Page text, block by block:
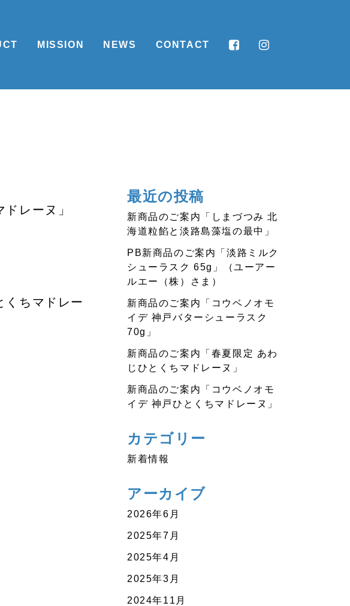
MISSION NEWS CONTACT
レーヌ」
くちマドレー
最近の投稿
新商品のご案内「しまづつみ 北
海道粒餡と淡路島藻塩の最中」
PB新商品のご案内「淡路ミルク
シューラスク 65g」（ユーアー
ルエー（株）さま）
新商品のご案内「コウベノオモ
イデ 神戸バターシューラスク
70g」
新商品のご案内「春夏限定 あわ
じひとくちマドレーヌ」
新商品のご案内「コウベノオモ
イデ 神戸ひとくちマドレーヌ」
カテゴリー
新着情報
アーカイブ
2026年6月
2025年7月
2025年4月
2025年3月
2024年11月